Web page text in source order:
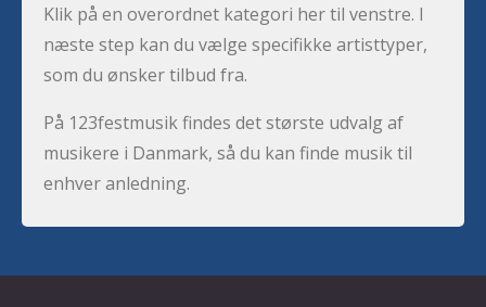
Klik på en overordnet kategori her til venstre. I
næste step kan du vælge specifikke artisttyper,
som du ønsker tilbud fra.
På 123festmusik findes det største udvalg af
musikere i Danmark, så du kan finde musik til
enhver anledning.